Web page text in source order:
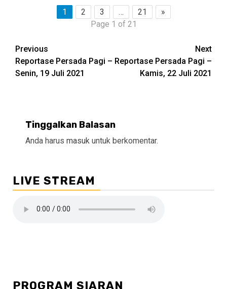
1 2 3 … 21
»
Page 1 of 21
Continue
Reading
Previous
Reportase Persada Pagi –
Senin, 19 Juli 2021
Next
Reportase Persada Pagi –
Kamis, 22 Juli 2021
Tinggalkan Balasan
Anda harus masuk untuk berkomentar.
LIVE STREAM
PROGRAM SIARAN